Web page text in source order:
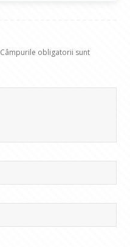
Câmpurile obligatorii sunt